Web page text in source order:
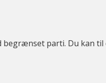
begrænset parti. Du kan